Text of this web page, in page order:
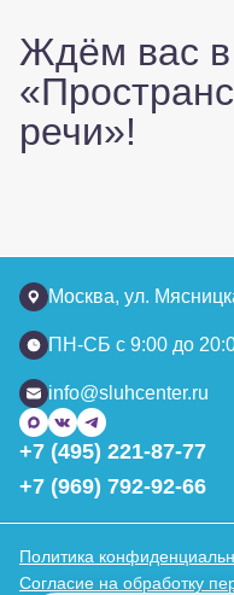
Ждём вас в
речи»!
Москва, ул.
ПН-СБ с 9:00 до
info@sluhcenter.ru
+7 (495) 221-87-77
+7 (969) 792-92-66
Политика
Согласие на обработку